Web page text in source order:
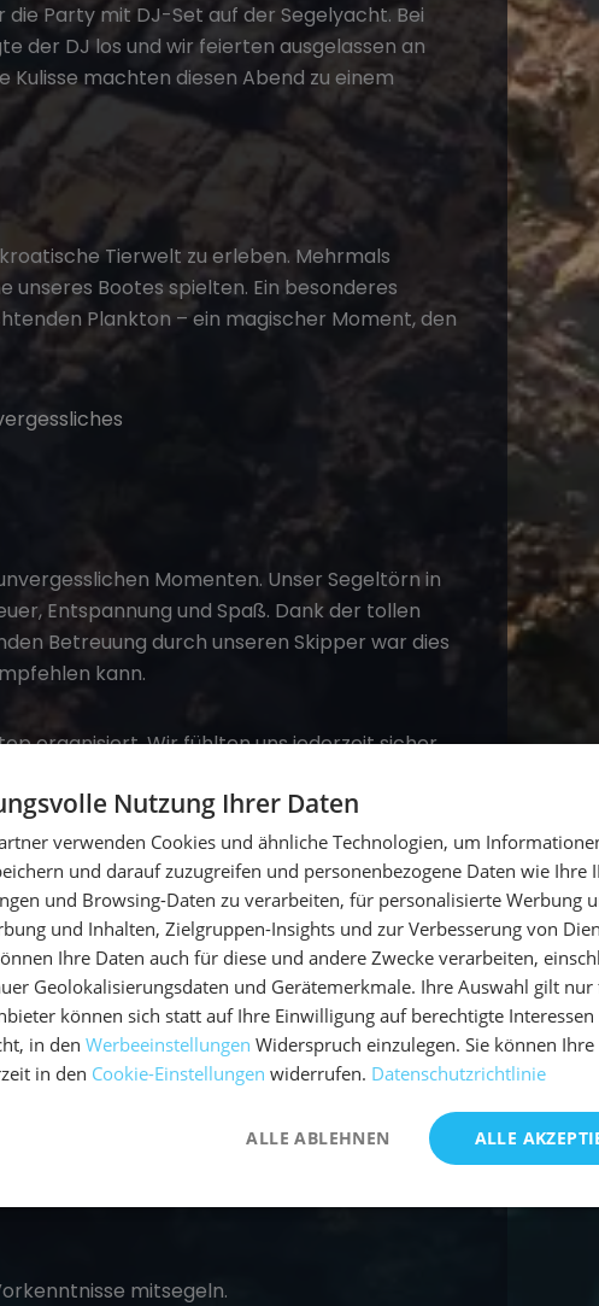
die Party mit DJ-Set auf der Segelyacht. Bei
der DJ los und wir feierten ausgelassen an
Kulisse machten diesen Abend zu einem
kroatischeTierwelt zu erleben. Mehrmals
unseres Bootes spielten. Ein besonderes
Plankton – ein magischer Moment, den
Momenten. Unser Segeltörn in
Entspannung und Spaß. Dank der tollen
Betreuung durch unseren Skipper war dies
kann.
organisiert. Wir fühlten uns jederzeit sicher
Inselhopping und Party in Kroatien verbindet.
für Törns nach Hvar, Vis und Brač.
mitsegeln.
Nutzung Ihrer Daten
verwenden Cookies und ähnliche Technologien, um
und darauf zuzugreifen und personenbezogene Daten wie Ihre
und Browsing-Daten zu verarbeiten, für personalisierte Werbung
und Inhalten, Zielgruppen-Insights und zur Verbesserung von
Ihre Daten auch für diese und andere Zwecke verarbeiten,
Geolokalisierungsdaten und Gerätemerkmale. Ihre Auswahl gilt nur
können sich statt auf Ihre Einwilligung auf berechtigte Interessen
in den Werbeeinstellungen Widerspruch einzulegen. Sie können Ihre
in den Cookie-Einstellungen widerrufen. Datenschutzrichtlinie
ALLE
ALLE ABLEHNEN